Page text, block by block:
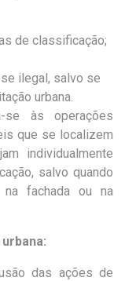
de classificação;
ilegal, salvo se
urbana.
se às operações
que se localizem
individualmente
salvo quando
fachada ou na
das ações de